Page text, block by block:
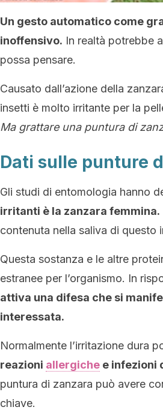
Un gesto automatico come
inoffensivo. In realtà potrebbe
possa pensare.
Causato dall’azione della
insetti è molto irritante per la
Ma grattare una puntura di
Dati sulle punture
Gli studi di entomologia hanno
irritanti è la zanzara femmina.
contenuta nella saliva di questo
Questa sostanza e le altre
estranee per l’organismo. In
attiva una difesa che si
interessata.
Normalmente l’irritazione dura
reazioni allergiche e infezioni
puntura di zanzara può avere
chiave.